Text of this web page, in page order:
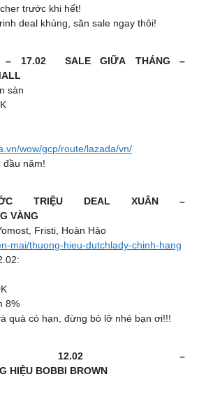
trước khi hết!
deal khủng, săn sale ngay thôi!
– 17.02 SALE GIỮA THÁNG –
sàn
wow/gcp/route/lazada/vn/
năm!
TRIỆU DEAL XUÂN –
VÀNG
Fristi, Hoàn Hảo
mai/thuong-hieu-dutchlady-chinh-hang
8%
quà có hạn, đừng bỏ lỡ nhé bạn ơi!!!
12.02 –
HIỆU BOBBI BROWN